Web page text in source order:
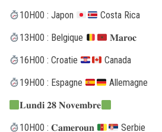
10H00 : Japon
Costa Rica
13H00 : Belgique
𝐌𝐚𝐫𝐨𝐜
16H00 : Croatie
Canada
19H00 : Espagne
Allemagne
𝐋𝐮𝐧𝐝𝐢 𝟐𝟖 𝐍𝐨𝐯𝐞𝐦𝐛𝐫𝐞
10H00 : 𝐂𝐚𝐦𝐞𝐫𝐨𝐮𝐧
Serbie